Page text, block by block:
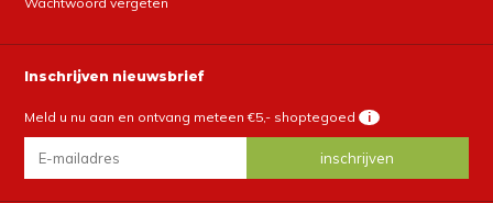
Inschrijven nieuwsbrief
Meld u nu aan en ontvang meteen €5,- shoptegoed i